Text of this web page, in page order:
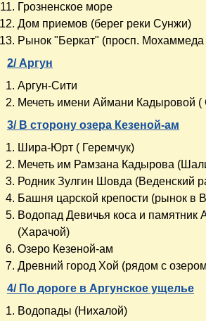
Грозненское море
Дом приемов (берег реки Сунжи)
Рынок "Беркат" (просп.
2/ Аргун
Аргун-Сити
Мечеть имени Аймани Кадыровой (
3/ В сторону озера Кезеной-ам
Шира-Юрт ( Геремчук)
Мечеть им Рамзана Кадырова
Родник Зулгин Шовда (Веденский
Башня царской крепости (рынок в
Водопад Девичья коса и памятник
(Харачой)
Озеро Кезеной-ам
Древний город Хой (рядом с
4/ По дороге в Аргунское ущелье
Водопады (Нихалой)